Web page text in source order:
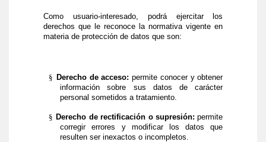
Como usuario-interesado, podrá ejercitar los
derechos que le reconoce la normativa vigente en
materia de protección de datos que son:
§ Derecho de acceso: permite conocer y obtener
información sobre sus datos de carácter
personal sometidos a tratamiento.
§ Derecho de rectificación o supresión: permite
corregir errores y modificar los datos que
resulten ser inexactos o incompletos.